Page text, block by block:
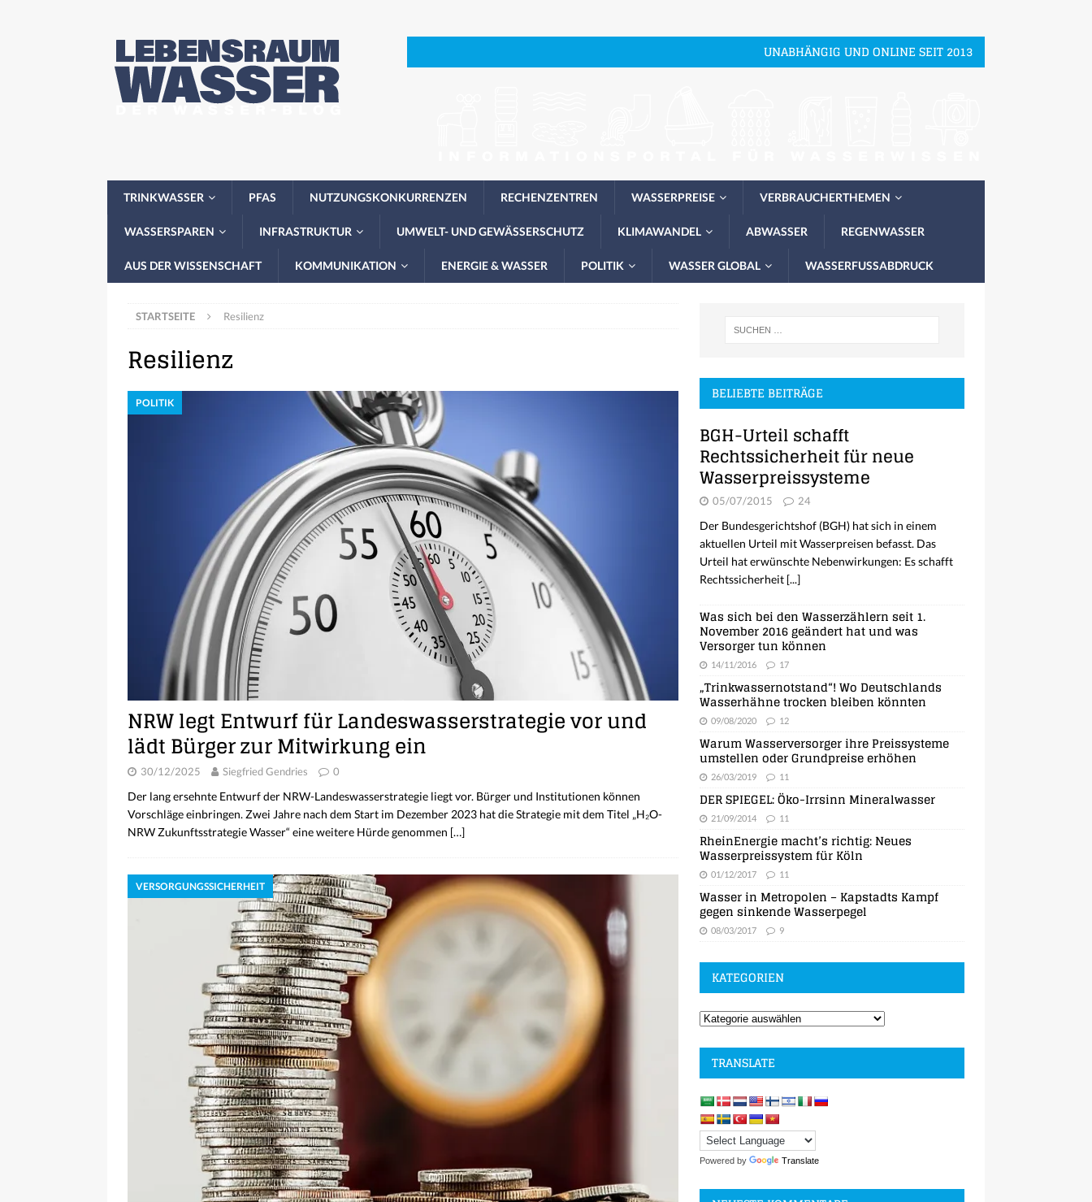
UNABHÄNGIG UND ONLINE SEIT 2013
TRINKWASSER PFAS NUTZUNGSKONKURRENZEN RECHENZENTREN WASSERPREISE VERBRAUCHERTHEMEN
WASSERSPAREN INFRASTRUKTUR UMWELT- UND GEWÄSSERSCHUTZ KLIMAWANDEL ABWASSER REGENWASSER
AUS DER WISSENSCHAFT KOMMUNIKATION ENERGIE & WASSER POLITIK WASSER GLOBAL WASSERFUSSABDRUCK
STARTSEITE Resilienz
Resilienz
POLITIK
NRW legt Entwurf für Landeswasserstrategie vor und
lädt Bürger zur Mitwirkung ein
30/12/2025 Siegfried Gendries 0
Der lang ersehnte Entwurf der NRW-Landeswasserstrategie liegt vor. Bürger und Institutionen können
Vorschläge einbringen. Zwei Jahre nach dem Start im Dezember 2023 hat die Strategie mit dem Titel „H₂O-
NRW Zukunftsstrategie Wasser“ eine weitere Hürde genommen […]
VERSORGUNGSSICHERHEIT
BELIEBTE BEITRÄGE
BGH-Urteil schafft
Rechtssicherheit für neue
Wasserpreissysteme
05/07/2015 24
Der Bundesgerichtshof (BGH) hat sich in einem
aktuellen Urteil mit Wasserpreisen befasst. Das
Urteil hat erwünschte Nebenwirkungen: Es schafft
Rechtssicherheit [...]
Was sich bei den Wasserzählern seit 1.
November 2016 geändert hat und was
Versorger tun können
14/11/2016 17
„Trinkwassernotstand“! Wo Deutschlands
Wasserhähne trocken bleiben könnten
09/08/2020 12
Warum Wasserversorger ihre Preissysteme
umstellen oder Grundpreise erhöhen
26/03/2019 11
DER SPIEGEL: Öko-Irrsinn Mineralwasser
21/09/2014 11
RheinEnergie macht’s richtig: Neues
Wasserpreissystem für Köln
01/12/2017 11
Wasser in Metropolen – Kapstadts Kampf
gegen sinkende Wasserpegel
08/03/2017 9
KATEGORIEN
TRANSLATE
Powered by Translate